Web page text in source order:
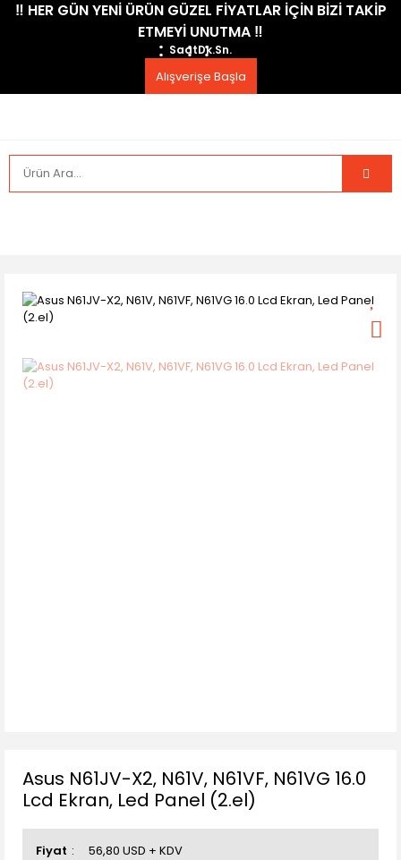
​‼️​ HER GÜN YENİ ÜRÜN GÜZEL FİYATLAR İÇİN BİZİ TAKİP
ETMEYİ UNUTMA ​‼️​
SaatDk.Sn.
Alışverişe Başla
Asus N61JV-X2, N61V, N61VF, N61VG 16.0
Lcd Ekran, Led Panel (2.el)
Fiyat 56,80 USD + KDV